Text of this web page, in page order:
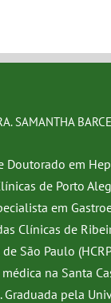
SAMANTHA
Doutorado em
de Porto
em
Clínicas de
São Paulo
médica na Santa
Graduada pela